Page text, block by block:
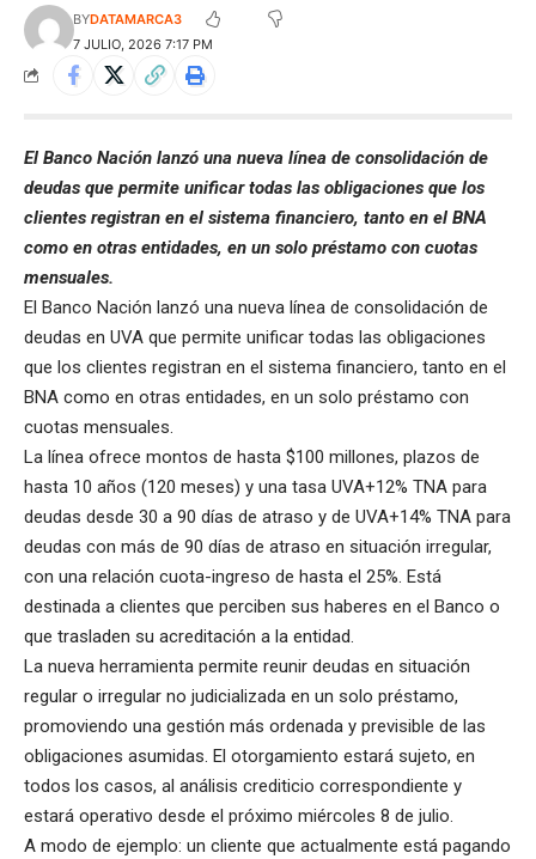
7 JULIO, 2026 7:17 PM
BYDATAMARCA3
El Banco Nación lanzó una nueva línea de consolidación de
deudas que permite unificar todas las obligaciones que los
clientes registran en el sistema financiero, tanto en el BNA
como en otras entidades, en un solo préstamo con cuotas
mensuales.
El Banco Nación lanzó una nueva línea de consolidación de
deudas en UVA que permite unificar todas las obligaciones
que los clientes registran en el sistema financiero, tanto en el
BNA como en otras entidades, en un solo préstamo con
cuotas mensuales.
La línea ofrece montos de hasta $100 millones, plazos de
hasta 10 años (120 meses) y una tasa UVA+12% TNA para
deudas desde 30 a 90 días de atraso y de UVA+14% TNA para
deudas con más de 90 días de atraso en situación irregular,
con una relación cuota-ingreso de hasta el 25%. Está
destinada a clientes que perciben sus haberes en el Banco o
que trasladen su acreditación a la entidad.
La nueva herramienta permite reunir deudas en situación
regular o irregular no judicializada en un solo préstamo,
promoviendo una gestión más ordenada y previsible de las
obligaciones asumidas. El otorgamiento estará sujeto, en
todos los casos, al análisis crediticio correspondiente y
estará operativo desde el próximo miércoles 8 de julio.
A modo de ejemplo: un cliente que actualmente está pagando